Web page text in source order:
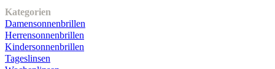
Kategorien
Damensonnenbrillen
Herrensonnenbrillen
Kindersonnenbrillen
Tageslinsen